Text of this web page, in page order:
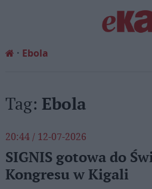
Ebola
Tag: Ebola
20:44 / 12-07-2026
SIGNIS gotowa do
Kongresu w Kigali